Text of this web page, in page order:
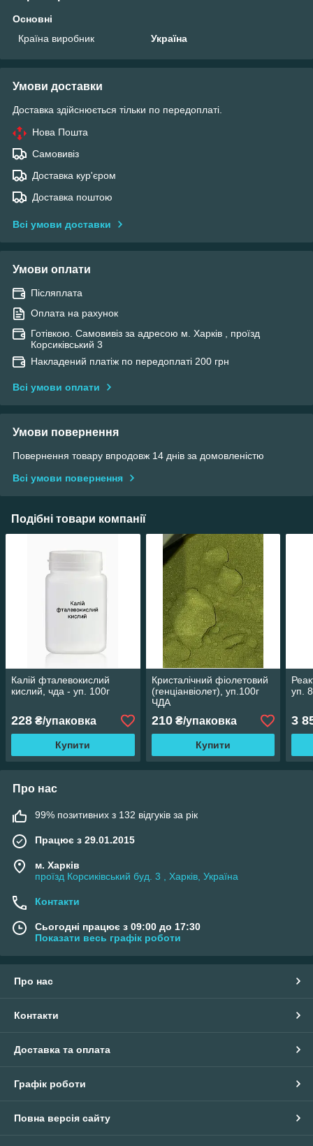
Основні
Країна виробник
Україна
Умови доставки
Доставка здійснюється тільки по передоплаті.
Нова Пошта
Самовивіз
Доставка кур'єром
Доставка поштою
Всі умови доставки
Умови оплати
Післяплата
Оплата на рахунок
Готівкою. Самовивіз за адресою м. Харків , проїзд
Корсиківський 3
Накладений платіж по передоплаті 200 грн
Всі умови оплати
Умови повернення
Повернення товару впродовж 14 днів за домовленістю
Всі умови повернення
Подібні товари компанії
Калій фталевокислий
кислий, чда - уп. 100г
228 ₴/упаковка
Купити
Кристалічний фіолетовий
(генціанвіолет), уп.100г
ЧДА
210₴/упаковка
Купити
уп.
3
Про нас
99% позитивних з 132 відгуків за рік
Працює з 29.01.2015
м. Харків
проїзд Корсиківський буд. 3 , Харків, Україна
Контакти
Сьогодні працює з 09:00 до 17:30
Показати весь графік роботи
Про нас
Контакти
Доставка та оплата
Графік роботи
Повна версія сайту